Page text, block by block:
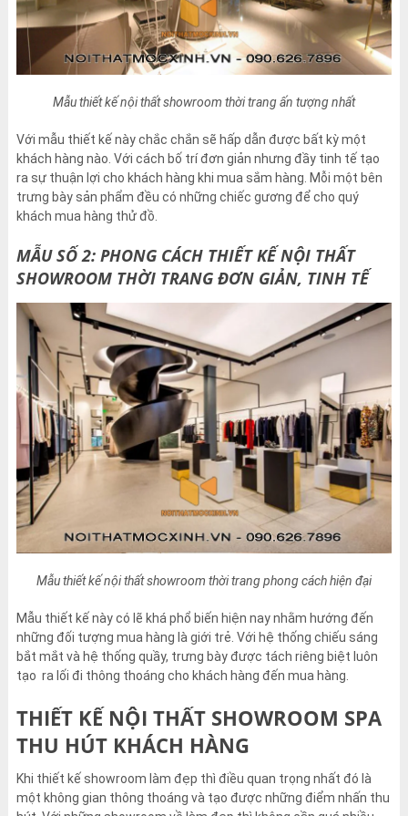
Mẫu thiết kế nội thất showroom thời trang ấn tượng nhất
Với mẫu thiết kế này chắc chắn sẽ hấp dẫn được bất kỳ một
khách hàng nào. Với cách bố trí đơn giản nhưng đầy tinh tế tạo
ra sự thuận lợi cho khách hàng khi mua sắm hàng. Mỗi một bên
trưng bày sản phẩm đều có những chiếc gương để cho quý
khách mua hàng thử đồ.
MẪU SỐ 2: PHONG CÁCH THIẾT KẾ NỘI THẤT
SHOWROOM THỜI TRANG ĐƠN GIẢN, TINH TẾ
Mẫu thiết kế nội thất showroom thời trang phong cách hiện đại
Mẫu thiết kế này có lẽ khá phổ biến hiện nay nhằm hướng đến
những đối tượng mua hàng là giới trẻ. Với hệ thống chiếu sáng
bắt mắt và hệ thống quầy, trưng bày được tách riêng biệt luôn
tạo ra lối đi thông thoáng cho khách hàng đến mua hàng.
THIẾT KẾ NỘI THẤT SHOWROOM SPA
THU HÚT KHÁCH HÀNG
Khi thiết kế showroom làm đẹp thì điều quan trọng nhất đó là
một không gian thông thoáng và tạo được những điểm nhấn thu